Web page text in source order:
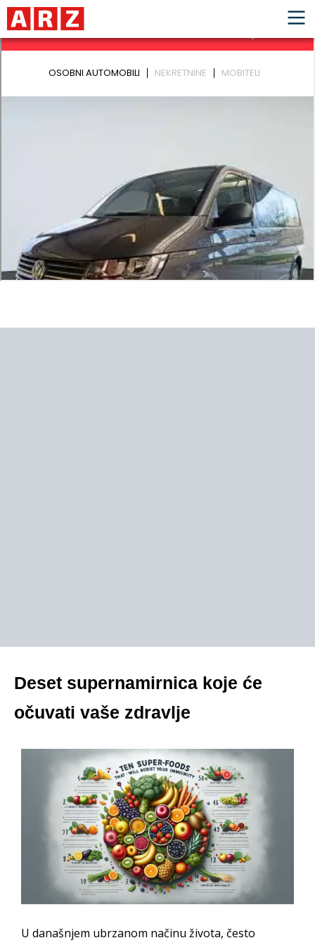
Deset supernamirnica koje će
očuvati vaše zdravlje
U današnjem ubrzanom načinu života, često